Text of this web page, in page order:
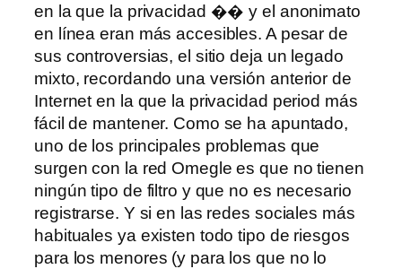
en la que la privacidad �� y el anonimato
en línea eran más accesibles. A pesar de
sus controversias, el sitio deja un legado
mixto, recordando una versión anterior de
Internet en la que la privacidad period más
fácil de mantener. Como se ha apuntado,
uno de los principales problemas que
surgen con la red Omegle es que no tienen
ningún tipo de filtro y que no es necesario
registrarse. Y si en las redes sociales más
habituales ya existen todo tipo de riesgos
para los menores (y para los que no lo